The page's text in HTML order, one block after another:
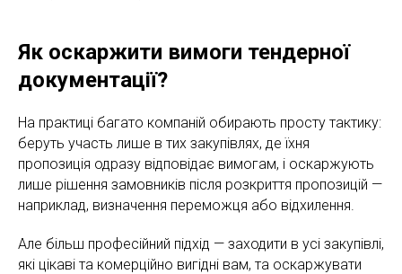
Як оскаржити вимоги тендерної
документації?
На практиці багато компаній обирають просту тактику:
беруть участь лише в тих закупівлях, де їхня
пропозиція одразу відповідає вимогам, і оскаржують
лише рішення замовників після розкриття пропозицій —
наприклад, визначення переможця або відхилення.
Але більш професійний підхід — заходити в усі закупівлі,
які цікаві та комерційно вигідні вам, та оскаржувати